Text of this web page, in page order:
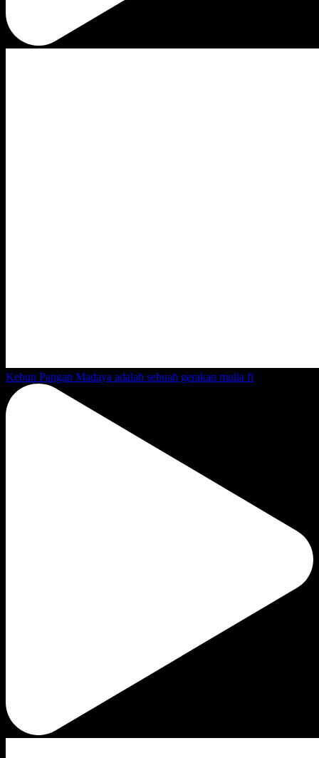
Kebun Pangan Madaya adalah sebuah gerakan mulia fi